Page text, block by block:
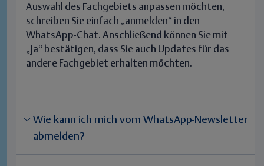
Auswahl des Fachgebiets anpassen möchten,
schreiben Sie einfach „anmelden“ in den
WhatsApp-Chat. Anschließend können Sie mit
„Ja“ bestätigen, dass Sie auch Updates für das
andere Fachgebiet erhalten möchten.
Wie kann ich mich vom WhatsApp-Newsletter
abmelden?